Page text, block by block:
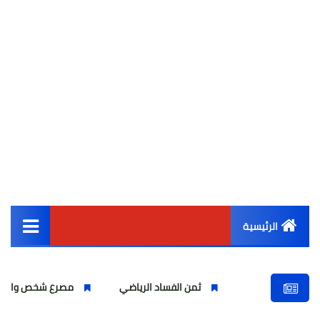
الرئيسية
أخبار مصر
ثمن الفساد الرياضي مصرع شخص واصابة اخرين بشركة